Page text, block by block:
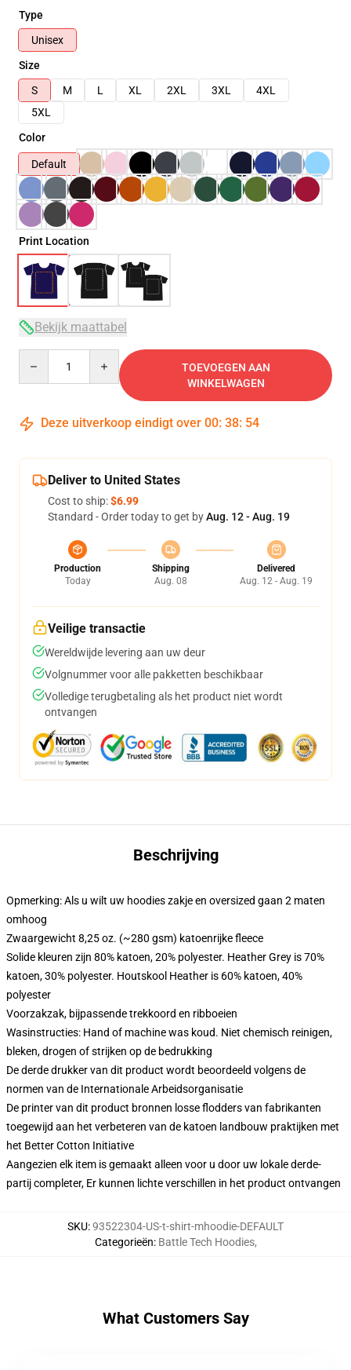
Type
Unisex
Size
S
M L XL 2XL 3XL
4XL
5XL
Color
Default
Print Location
Bekijk maattabel
TOEVOEGEN AAN
WINKELWAGEN
Deze uitverkoop eindigt over 00: 38: 53
Deliver to United States
Cost to ship:$6.99
Standard - Order today to get byAug. 12 - Aug. 19
Production
Today
Shipping
Aug. 08
Delivered
Aug. 12 - Aug. 19
Veilige transactie
Wereldwijde levering aan uw deur
Volgnummer voor alle pakketten beschikbaar
Volledige terugbetaling als het product niet wordt
ontvangen
Beschrijving
Opmerking: Als u wilt uw hoodies zakje en oversized gaan 2 maten
omhoog
Zwaargewicht 8,25 oz. (~280 gsm) katoenrijke fleece
Solide kleuren zijn 80% katoen, 20% polyester. Heather Grey is 70%
katoen, 30% polyester. Houtskool Heather is 60% katoen, 40%
polyester
Voorzakzak, bijpassende trekkoord en ribboeien
Wasinstructies: Hand of machine was koud. Niet chemisch reinigen,
bleken, drogen of strijken op de bedrukking
De derde drukker van dit product wordt beoordeeld volgens de
normen van de Internationale Arbeidsorganisatie
De printer van dit product bronnen losse flodders van fabrikanten
toegewijd aan het verbeteren van de katoen landbouw praktijken met
het Better Cotton Initiative
Aangezien elk item is gemaakt alleen voor u door uw lokale derde-
partij completer, Er kunnen lichte verschillen in het product ontvangen
SKU:93522304-US-t-shirt-mhoodie-DEFAULT
Categorieën: Battle Tech Hoodies,
What Customers Say